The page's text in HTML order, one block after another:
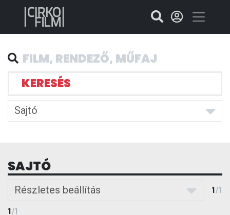
KERESÉS
Sajtó
SAJTÓ
Részletes beállítás 1/1
1/1